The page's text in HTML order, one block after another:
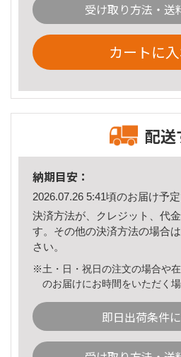
受け取り方法・送
カートに
配送
納期目安：
2026.07.26 5:41頃のお届け予定
決済方法が、クレジット、代
す。その他の決済方法の場合は
さい。
※土・日・祝日の注文の場合や
のお届けにお時間をいただく
即日出荷条件